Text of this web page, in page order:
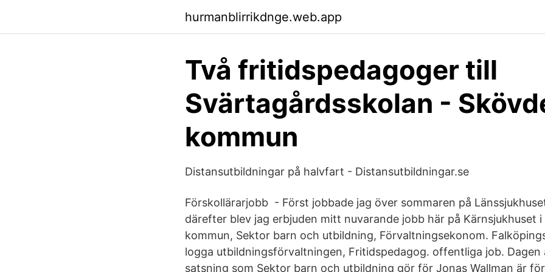
hurmanblirrikdnge.web.app
Två fritidspedagoger till
Svärtagårdsskolan -
kommun
Distansutbildningar på halvfart - Distansutbildningar.se
Förskollärarjobb - Först jobbade jag över sommaren på
därefter blev jag erbjuden mitt nuvarande jobb här på Kärnsjukhuset i
kommun, Sektor barn och utbildning, Förvaltningsekonom.
logga utbildningsförvaltningen, Fritidspedagog. offentliga job. Dagen
satsning som Sektor barn och utbildning gör för Jonas Wallman är